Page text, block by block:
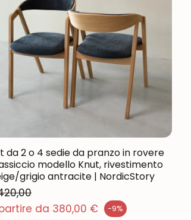
da 2 o 4 sedie da pranzo in rovere
modello Knut, rivestimento
grigio antracite | NordicStory
da 380,00 € -9%